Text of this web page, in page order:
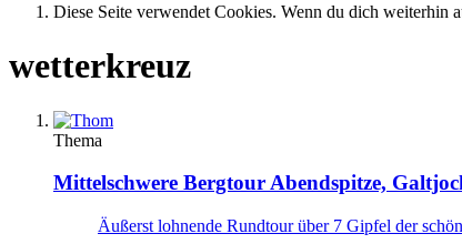
Diese Seite verwendet Cookies. Wenn du dich weiterhin
wetterkreuz
Thema
Mittelschwere BergtourAbendspitze,
Äußerst lohnende Rundtour über 7 Gipfel der